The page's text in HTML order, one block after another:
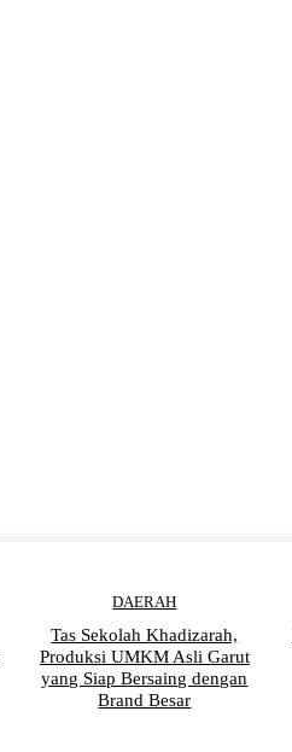
DAERAH
Tas Sekolah Khadizarah,
Produksi UMKM Asli Garut
yang Siap Bersaing dengan
Brand Besar